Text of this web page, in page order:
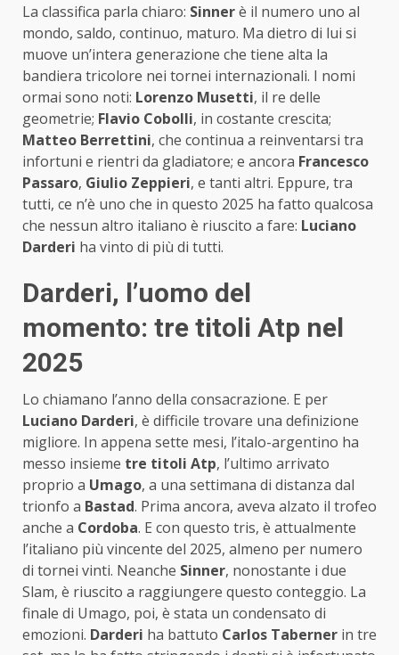
La classifica parla chiaro: Sinnerè il numero uno al
mondo, saldo, continuo, maturo. Ma dietro di lui si
muove un’intera generazione che tiene alta la
bandiera tricolore nei tornei internazionali. I nomi
ormai sono noti: Lorenzo Musetti, il re delle
geometrie; Flavio Cobolli, in costante crescita;
Matteo Berrettini, che continua a reinventarsi tra
infortuni e rientri da gladiatore; e ancora Francesco
Passaro, Giulio Zeppieri, e tanti altri. Eppure, tra
tutti, ce n’è uno che in questo 2025 ha fatto qualcosa
che nessun altro italiano è riuscito a fare: Luciano
Darderi ha vinto di più di tutti.
Darderi, l’uomo del
momento: tre titoli Atp nel
2025
Lo chiamano l’anno della consacrazione. E per
Luciano Darderi, è difficile trovare una definizione
migliore. In appena sette mesi, l’italo-argentino ha
messo insieme tre titoli Atp, l’ultimo arrivato
proprio a Umago, a una settimana di distanza dal
trionfo a Bastad. Prima ancora, aveva alzato il trofeo
anche a Cordoba. E con questo tris, è attualmente
l’italiano più vincente del 2025, almeno per numero
di tornei vinti. Neanche Sinner, nonostante i due
Slam, è riuscito a raggiungere questo conteggio. La
finale di Umago, poi, è stata un condensato di
emozioni. Darderi ha battuto Carlos Taberner in tre